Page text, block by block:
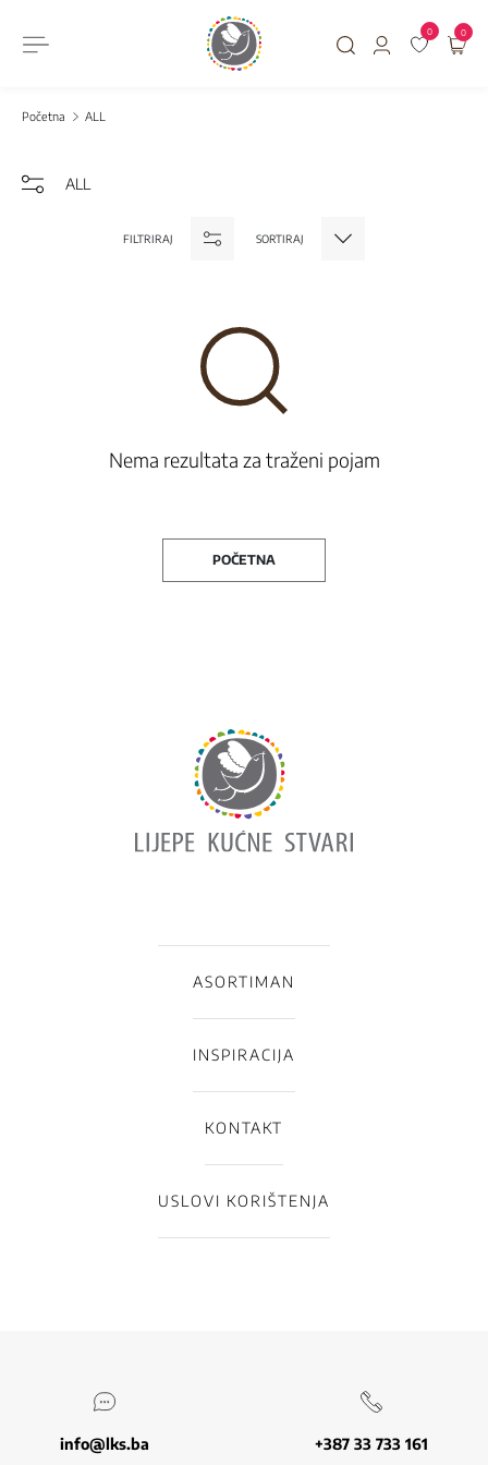
0 0
Početna ALL
ALL
FILTRIRAJ SORTIRAJ
Nema rezultata za traženi pojam
POČETNA
ASORTIMAN
INSPIRACIJA
KONTAKT
USLOVI KORIŠTENJA
info@lks.ba +387 33 733 161